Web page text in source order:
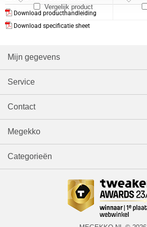
Download producthandleiding
Download specificatie sheet
Vergelijk product
Mijn gegevens
Service
Contact
Megekko
Categorieën